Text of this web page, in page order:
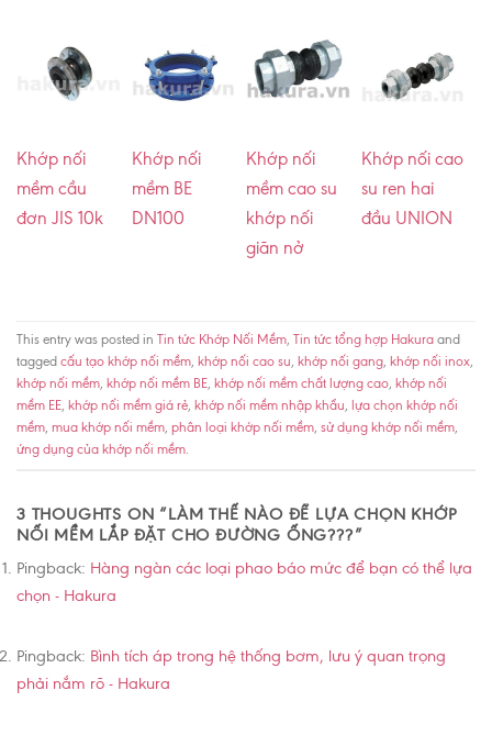
Khớp nối
mềm cầu
đơn JIS 10k
Khớp nối
mềm BE
DN100
Khớp nối
mềm cao su
khớp nối
giãn nở
Khớp nối cao
su ren hai
đầu UNION
This entry was posted in Tin tức Khớp Nối Mềm, Tin tức tổng hợp Hakura and
tagged cấu tạo khớp nối mềm, khớp nối cao su, khớp nối gang, khớp nối inox,
khớp nối mềm, khớp nối mềm BE, khớp nối mềm chất lượng cao, khớp nối
mềm EE, khớp nối mềm giá rẻ, khớp nối mềm nhập khẩu, lựa chọn khớp nối
mềm, mua khớp nối mềm, phân loại khớp nối mềm, sử dụng khớp nối mềm,
ứng dụng của khớp nối mềm.
3 THOUGHTS ON “LÀM THẾ NÀO ĐỂ LỰA CHỌN KHỚP
NỐI MỀM LẮP ĐẶT CHO ĐƯỜNG ỐNG???”
Pingback: Hàng ngàn các loại phao báo mức để bạn có thể lựa
chọn - Hakura
Pingback: Bình tích áp trong hệ thống bơm, lưu ý quan trọng
phải nắm rõ - Hakura